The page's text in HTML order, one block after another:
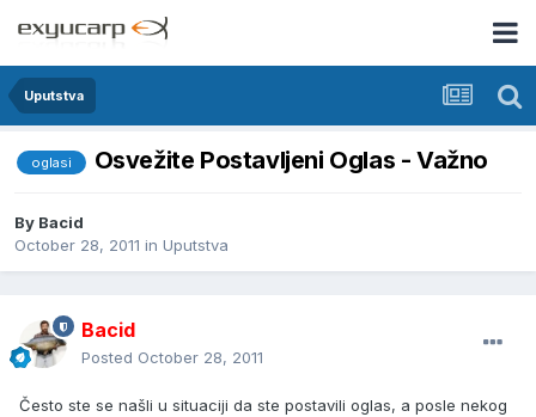
Uputstva
oglasi Osvežite Postavljeni Oglas - Važno
By Bacid
October 28, 2011 in Uputstva
Bacid
Posted October 28, 2011
Često ste se našli u situaciji da ste postavili oglas, a posle nekog